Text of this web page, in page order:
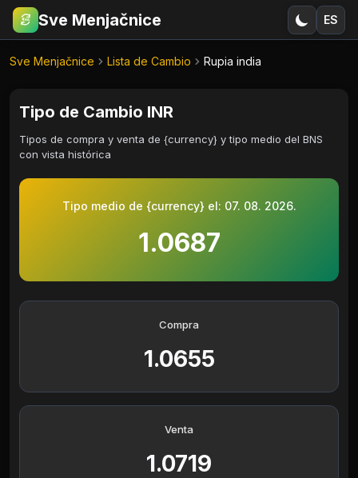
€RSD Sve Menjačnice ES
Sve Menjačnice Lista de Cambio Rupia india
Tipo de Cambio INR
Tipos de compra y venta de {currency} y tipo medio del BNS
con vista histórica
Tipo medio de {currency} el: 07. 08. 2026.
1.0687
Compra
1.0655
Venta
1.0719